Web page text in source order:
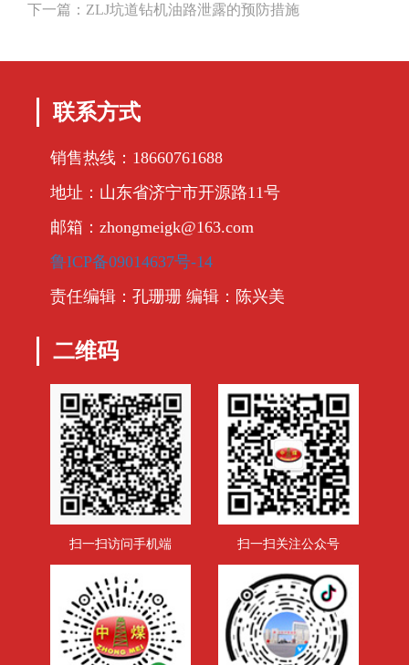
下一篇： ZLJ坑道钻机油路泄露的预防措施
联系方式
销售热线：18660761688
地址：山东省济宁市开源路11号
邮箱：zhongmeigk@163.com
鲁ICP备09014637号-14
责任编辑：孔珊珊 编辑：陈兴美
二维码
扫一扫访问手机端 扫一扫关注公众号